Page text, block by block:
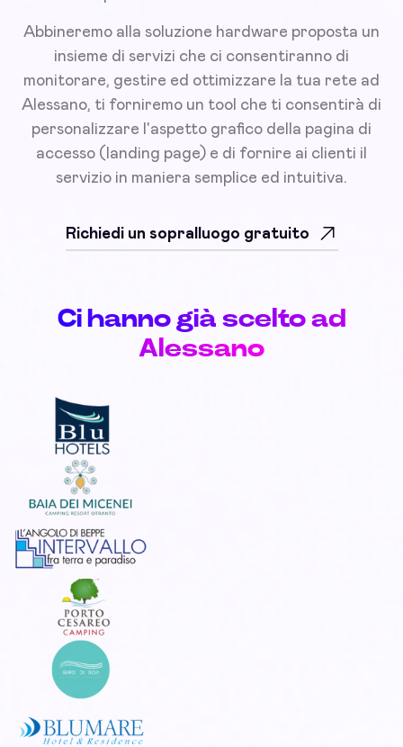
Abbineremo alla soluzione hardware proposta un
insieme di servizi che ci consentiranno di
monitorare, gestire ed ottimizzare la tua rete ad
Alessano, ti forniremo un tool che ti consentirà di
personalizzare l'aspetto grafico della pagina di
accesso (landing page) e di fornire ai clienti il
servizio in maniera semplice ed intuitiva.
Richiedi un sopralluogo gratuito
Ci hanno già scelto ad
Alessano